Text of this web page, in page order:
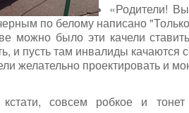
«Родители!
по белому написано
можно было эти качели
и пусть там инвалиды качаются
желательно проектировать и
совсем робкое и